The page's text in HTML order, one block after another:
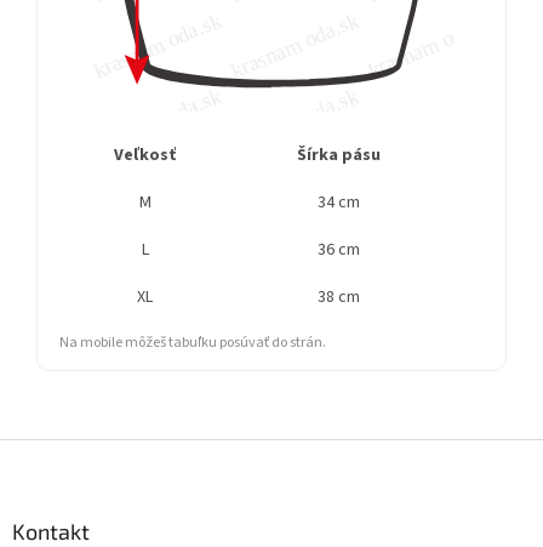
Veľkosť Šírka pásu
M
34 cm
L
36 cm
XL
38 cm
Na mobile môžeš tabuľku posúvať do strán.
Kontakt